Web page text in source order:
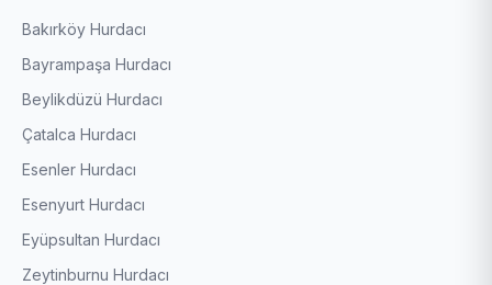
Bakırköy Hurdacı
Bayrampaşa Hurdacı
Beylikdüzü Hurdacı
Çatalca Hurdacı
Esenler Hurdacı
Esenyurt Hurdacı
Eyüpsultan Hurdacı
Zeytinburnu Hurdacı